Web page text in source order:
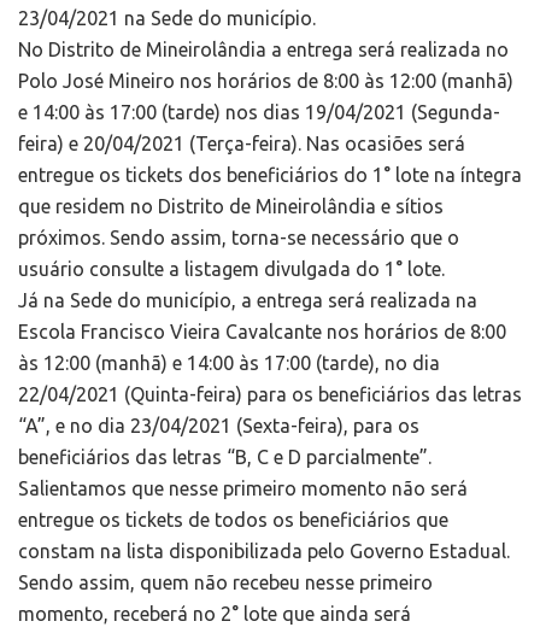
23/04/2021 na Sede do município.
No Distrito de Mineirolândia a entrega será realizada no
Polo José Mineiro nos horários de 8:00 às 12:00 (manhã)
e 14:00 às 17:00 (tarde) nos dias 19/04/2021 (Segunda-
feira) e 20/04/2021 (Terça-feira). Nas ocasiões será
entregue os tickets dos beneficiários do 1° lote na íntegra
que residem no Distrito de Mineirolândia e sítios
próximos. Sendo assim, torna-se necessário que o
usuário consulte a listagem divulgada do 1° lote.
Já na Sede do município, a entrega será realizada na
Escola Francisco Vieira Cavalcante nos horários de 8:00
às 12:00 (manhã) e 14:00 às 17:00 (tarde), no dia
22/04/2021 (Quinta-feira) para os beneficiários das letras
“A”, e no dia 23/04/2021 (Sexta-feira), para os
beneficiários das letras “B, C e D parcialmente”.
Salientamos que nesse primeiro momento não será
entregue os tickets de todos os beneficiários que
constam na lista disponibilizada pelo Governo Estadual.
Sendo assim, quem não recebeu nesse primeiro
momento, receberá no 2° lote que ainda será